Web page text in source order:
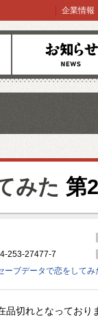
お知らせ
企業情報
みた 第
253-27477-7
ーブデータで恋をしてみ
品切れとなっており